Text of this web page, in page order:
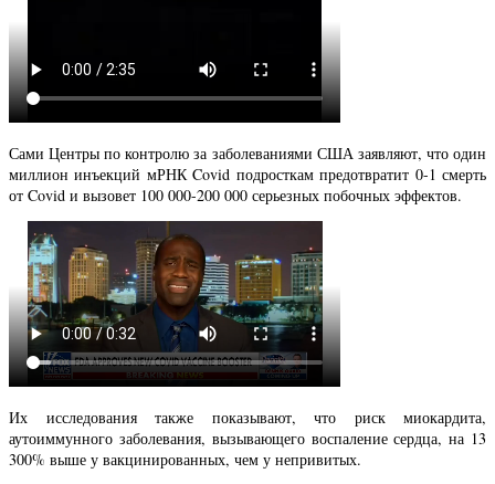
Сами Центры по контролю за заболеваниями США заявляют, что один
миллион инъекций мРНК Covid подросткам предотвратит 0-1 смерть
от Covid и вызовет 100 000-200 000 серьезных побочных эффектов.
Их исследования также показывают, что риск миокардита,
аутоиммунного заболевания, вызывающего воспаление сердца, на 13
300% выше у вакцинированных, чем у непривитых.